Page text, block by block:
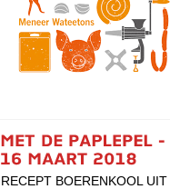
RECEPT BOERENKOOL